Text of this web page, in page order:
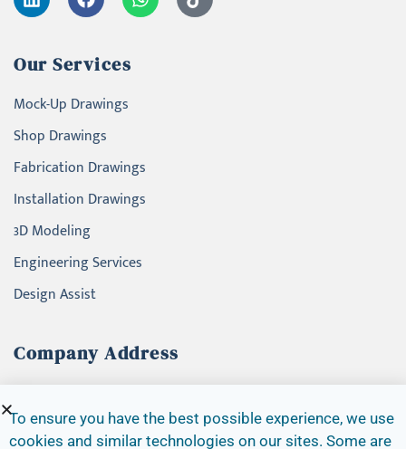
Our Services
Mock-Up Drawings
Shop Drawings
Fabrication Drawings
Installation Drawings
3D Modeling
Engineering Services
Design Assist
Company Address
4145 North Service Road, Suite 200
Burlington, Ontario, L7L 6A3
To ensure you have the best possible experience, we use
cookies and similar technologies on our sites. Some are